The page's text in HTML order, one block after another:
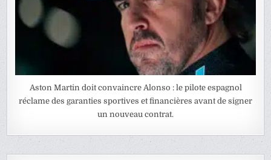
Aston Martin doit convaincre Alonso : le pilote espagnol
réclame des garanties sportives et financières avant de signer
un nouveau contrat.